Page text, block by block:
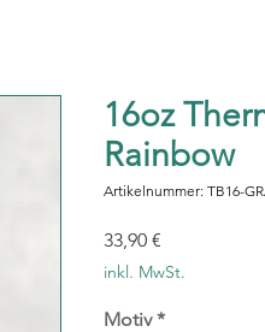
16oz
Rainbow
Artikelnummer: TB16-
33,90 €
inkl. MwSt.
Motiv *